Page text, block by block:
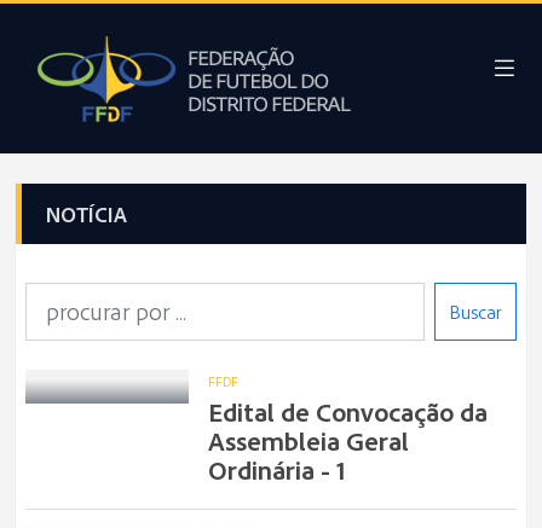
NOTÍCIA
Buscar
FFDF
Edital de Convocação da
Assembleia Geral
Ordinária - 1